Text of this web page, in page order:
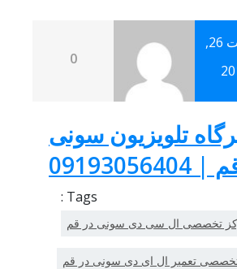
آگوست 26,
0
تلویزیون سونی
Tags :
تخصصی ال سی دی سونی در قم
تعمیر ال ای دی سونی در قم